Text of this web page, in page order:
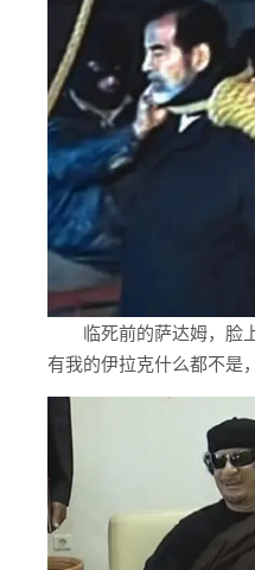
临死前的萨达姆，脸
有我的伊拉克什么都不是